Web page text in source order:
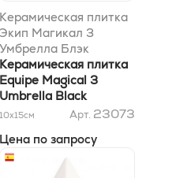
Керамическая плитка
Экип Магикал 3
Умбрелла Блэк
10,8x12,4
Керамическая плитка
Equipe Magical 3
Umbrella Black
10,8x12,4
10x15см Арт. 23073
Цена по запросу